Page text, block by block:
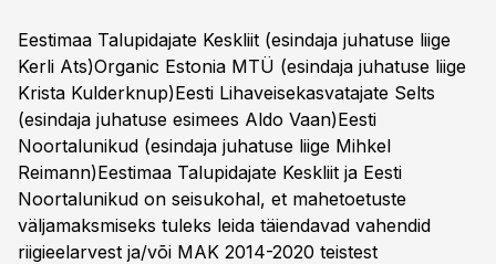
Eestimaa Talupidajate Keskliit (esindaja juhatuse liige
Kerli Ats)Organic Estonia MTÜ (esindaja juhatuse liige
Krista Kulderknup)Eesti Lihaveisekasvatajate Selts
(esindaja juhatuse esimees Aldo Vaan)Eesti
Noortalunikud (esindaja juhatuse liige Mihkel
Reimann)Eestimaa Talupidajate Keskliit ja Eesti
Noortalunikud on seisukohal, et mahetoetuste
väljamaksmiseks tuleks leida täiendavad vahendid
riigieelarvest ja/või MAK 2014-2020 teistest